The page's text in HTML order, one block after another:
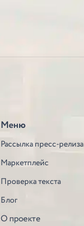
Меню
Рассылка пресс-релиза
Маркетплейс
Проверка текста
Блог
О проекте